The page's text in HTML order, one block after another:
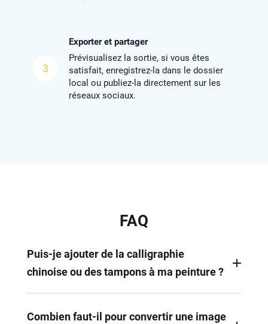
3
Exporter et partager
Prévisualisez la sortie, si vous êtes
satisfait, enregistrez-la dans le dossier
local ou publiez-la directement sur les
réseaux sociaux.
FAQ
Puis-je ajouter de la calligraphie
chinoise ou des tampons à ma peinture ?
d'ajouter des éléments chinois traditionnels. En ce
Combien faut-il pour convertir une image